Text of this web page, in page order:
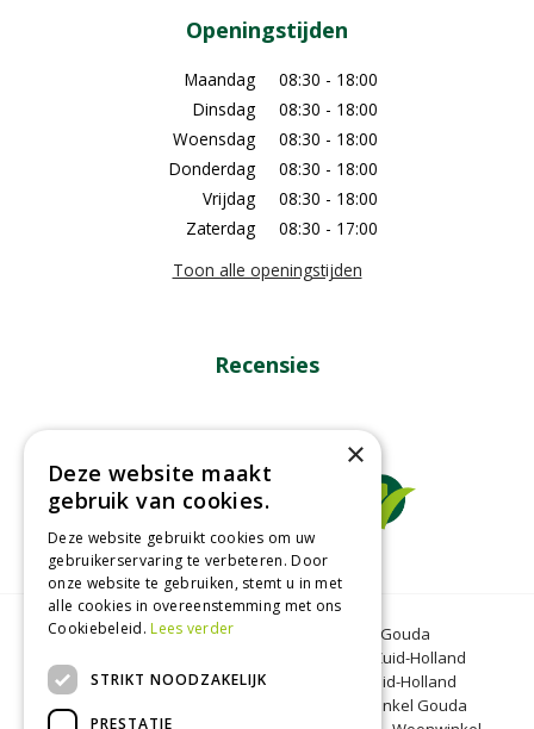
Openingstijden
Maandag
08:30 - 18:00
Dinsdag
08:30 - 18:00
Woensdag
08:30 - 18:00
Donderdag
08:30 - 18:00
Vrijdag
08:30 - 18:00
Zaterdag
08:30 - 17:00
Toon alle openingstijden
Recensies
Tuincentrum Gouda
Tuinmeubelen Gouda
Graszoden Zuid-Holland
Kinderboerderij Gouda
Tuincentrum Zuid-Holland
Oranjeband zaden
Dierenwinkel Gouda
×
Deze website maakt
gebruik van cookies.
Deze website gebruikt cookies om uw
gebruikerservaring te verbeteren. Door
onze website te gebruiken, stemt u in met
alle cookies in overeenstemming met ons
Cookiebeleid.Lees verder
STRIKT NOODZAKELIJK
PRESTATIE